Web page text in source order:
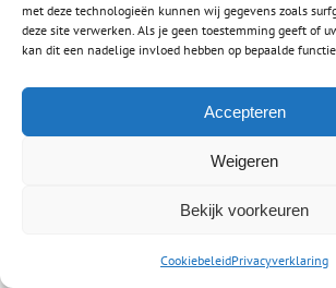
met deze technologieën kunnen wij gegevens zoals
deze site verwerken. Als je geen toestemming geeft of
kan dit een nadelige invloed hebben op bepaalde
Accepteren
Weigeren
Bekijk voorkeuren
CookiebeleidPrivacyverklaring
Lees meer over:
Letsel na een hondenbeet
Letselschade medische fout
Waar mensen werken worden fouten
verschilt van het stellen van een
amputeren van een verkeerd